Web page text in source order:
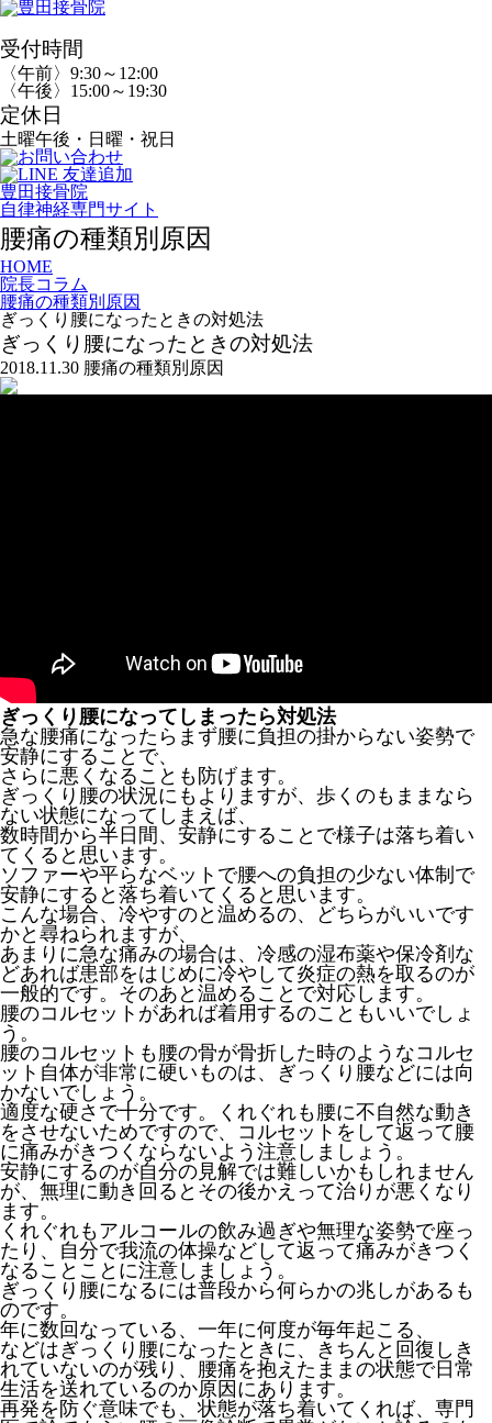
受付時間
〈午前〉9:30～12:00
〈午後〉15:00～19:30
定休日
土曜午後・日曜・祝日
豊田接骨院
自律神経専門サイト
腰痛の種類別原因
HOME
院長コラム
腰痛の種類別原因
ぎっくり腰になったときの対処法
ぎっくり腰になったときの対処法
2018.11.30 腰痛の種類別原因
ぎっくり腰になってしまったら対処法
急な腰痛になったらまず腰に負担の掛からない姿勢で
安静にすることで、
さらに悪くなることも防げます。
ぎっくり腰の状況にもよりますが、歩くのもままなら
ない状態になってしまえば、
数時間から半日間、安静にすることで様子は落ち着い
てくると思います。
ソファーや平らなベットで腰への負担の少ない体制で
安静にすると落ち着いてくると思います。
こんな場合、冷やすのと温めるの、どちらがいいです
かと尋ねられますが、
あまりに急な痛みの場合は、冷感の湿布薬や保冷剤な
どあれば患部をはじめに冷やして炎症の熱を取るのが
一般的です。そのあと温めることで対応します。
腰のコルセットがあれば着用するのこともいいでしょ
う。
腰のコルセットも腰の骨が骨折した時のようなコルセ
ット自体が非常に硬いものは、ぎっくり腰などには向
かないでしょう。
適度な硬さで十分です。くれぐれも腰に不自然な動き
をさせないためですので、コルセットをして返って腰
に痛みがきつくならないよう注意しましょう。
安静にするのが自分の見解では難しいかもしれません
が、無理に動き回るとその後かえって治りが悪くなり
ます。
くれぐれもアルコールの飲み過ぎや無理な姿勢で座っ
たり、自分で我流の体操などして返って痛みがきつく
なることことに注意しましょう。
ぎっくり腰になるには普段から何らかの兆しがあるも
のです。
年に数回なっている、一年に何度が毎年起こる、
などはぎっくり腰になったときに、きちんと回復しき
れていないのが残り、腰痛を抱えたままの状態で日常
生活を送れているのか原因にあります。
再発を防ぐ意味でも、状態が落ち着いてくれば、専門